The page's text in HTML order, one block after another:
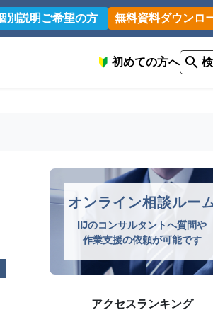
別説明ご希望の方 無料資料ダウンロ
初めての方へ
オンライン相談ルー
IIJのコンサルタントへ質問や
作業支援の依頼が可能です
アクセスランキング